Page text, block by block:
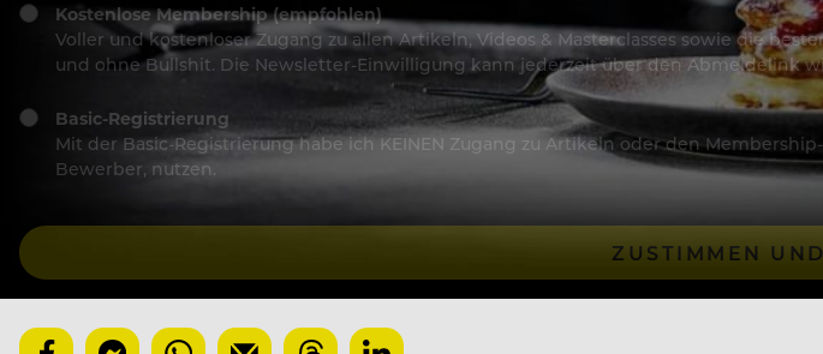
Kostenlose Membership (empfohlen)
Voller und kostenloser Zugang zu allen Artikeln, Videos & Masterclasses sowie die
und ohne Bullshit. Die Newsletter-Einwilligung kann jederzeit über den Abmeldelink
Basic-Registrierung
Mit der Basic-Registrierung habe ich KEINEN Zugang zu Artikeln oder den
Bewerber, nutzen.
ZUSTIMMEN